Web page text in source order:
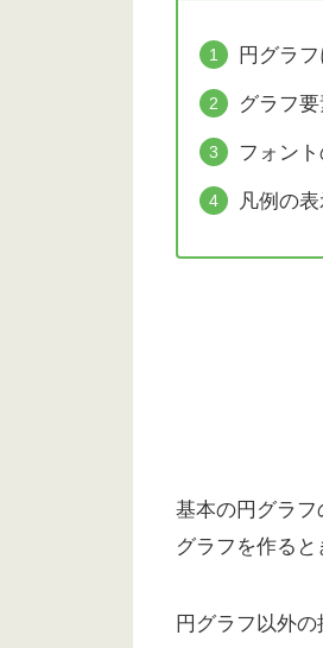
円グラ
グラフ
フォン
凡例の
基本の円グラ
グラフを作ると
円グラフ以外の